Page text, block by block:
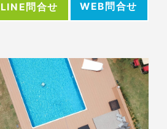
LINE問合せ WEB問合せ